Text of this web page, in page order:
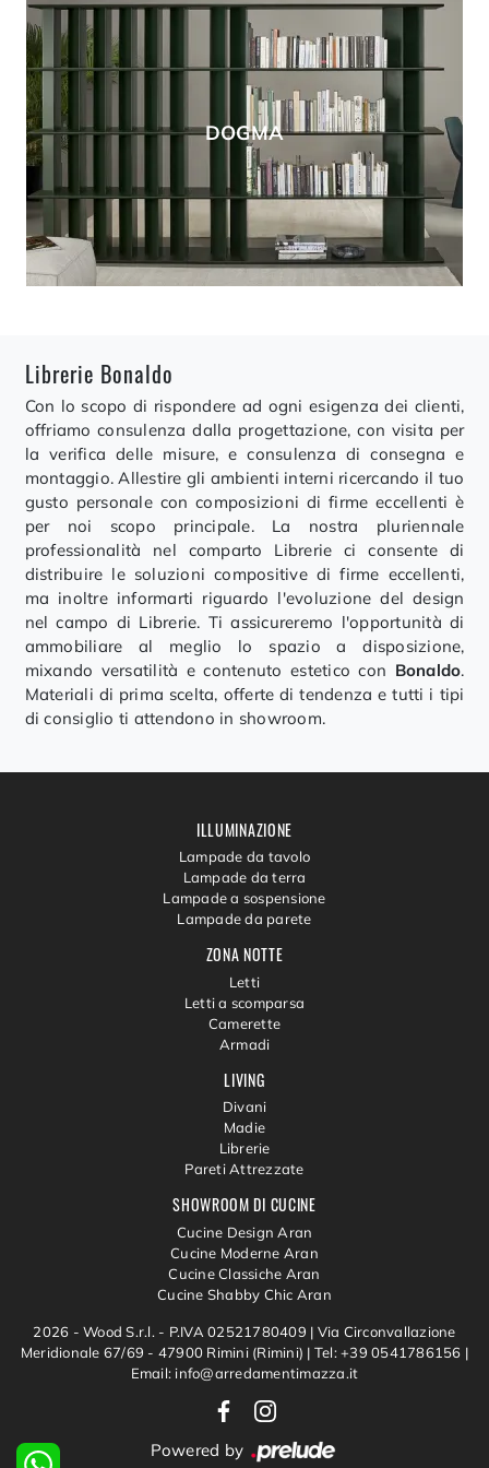
DOGMA
Librerie Bonaldo
Con lo scopo di rispondere ad ogni esigenza dei clienti,
offriamo consulenza dalla progettazione, con visita per
la verifica delle misure, e consulenza di consegna e
montaggio. Allestire gli ambienti interni ricercando il tuo
gusto personale con composizioni di firme eccellenti è
per noi scopo principale. La nostra pluriennale
professionalità nel comparto Librerie ci consente di
distribuire le soluzioni compositive di firme eccellenti,
ma inoltre informarti riguardo l'evoluzione del design
nel campo di Librerie. Ti assicureremo l'opportunità di
ammobiliare al meglio lo spazio a disposizione,
mixando versatilità e contenuto estetico con Bonaldo.
Materiali di prima scelta, offerte di tendenza e tutti i tipi
di consiglio ti attendono in showroom.
SHOWROOM DI CUCINE
Cucine Design Aran
Cucine Moderne Aran
Cucine Classiche Aran
Cucine Shabby Chic Aran
LIVING
Divani
Madie
Librerie
Pareti Attrezzate
ZONA NOTTE
Letti
Letti a scomparsa
Camerette
Armadi
ILLUMINAZIONE
Lampade da tavolo
Lampade da terra
Lampade a sospensione
Lampade da parete
2026 - Wood S.r.l. - P.IVA 02521780409 | Via Circonvallazione
Meridionale 67/69 - 47900 Rimini (Rimini) | Tel: +39 0541786156 |
Email: info@arredamentimazza.it
Powered by